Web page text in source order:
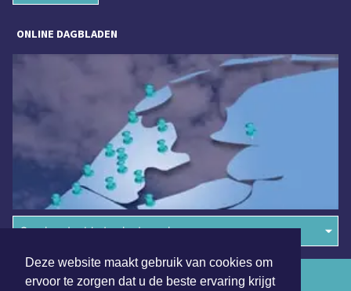
Deze website maakt gebruik van cookies om
ervoor te zorgen dat u de beste ervaring krijgt
ONLINE DAGBLADEN
Overige dagbladen in de regio
Algemene voorwaarden